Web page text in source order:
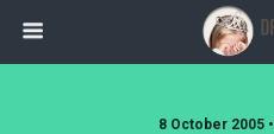
8 October 2005 •